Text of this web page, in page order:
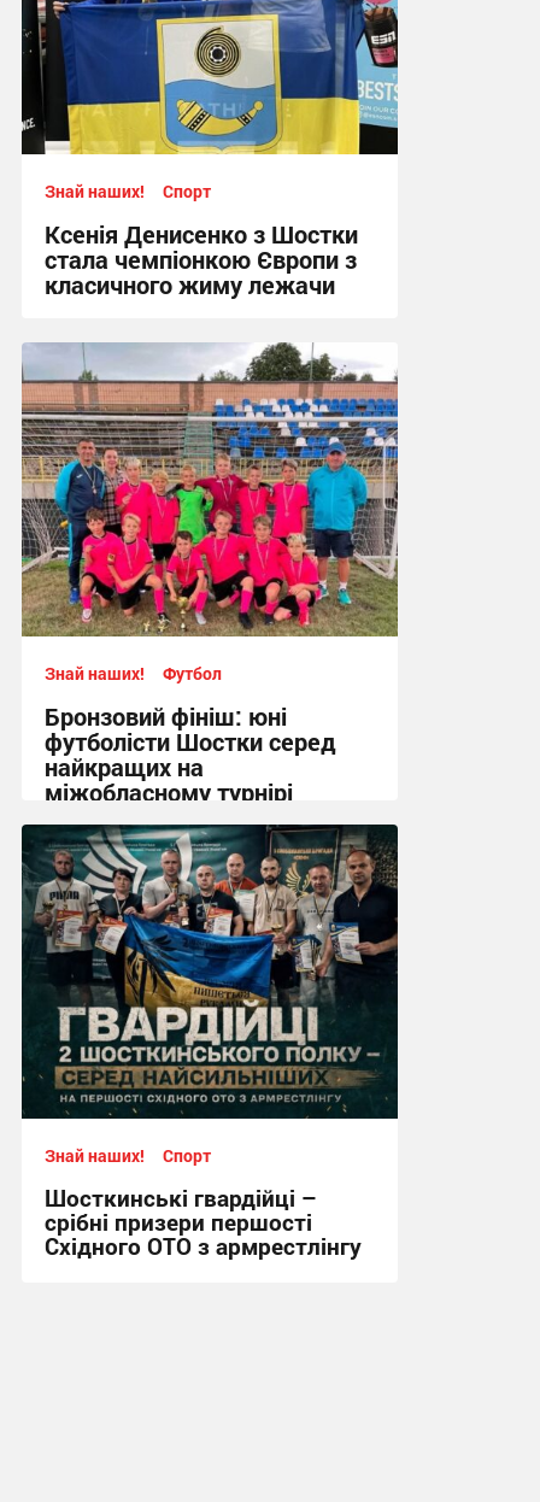
Знай наших! Спорт
Ксенія Денисенко з Шостки
стала чемпіонкою Європи з
класичного жиму лежачи
17:09, 4.08.2026
Знай наших! Футбол
Бронзовий фініш: юні
футболісти Шостки серед
найкращих на
міжобласному турнірі
11:57, 4.08.2026
Знай наших! Спорт
Шосткинські гвардійці –
срібні призери першості
Східного ОТО з армрестлінгу